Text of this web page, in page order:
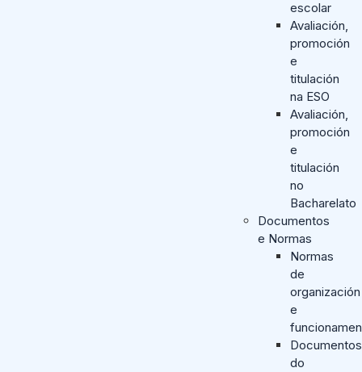
escolar
Avaliación,
promoción
e
titulación
na ESO
Avaliación,
promoción
e
titulación
no
Bacharelato
Documentos
e Normas
Normas
de
organización
e
Documentos
do